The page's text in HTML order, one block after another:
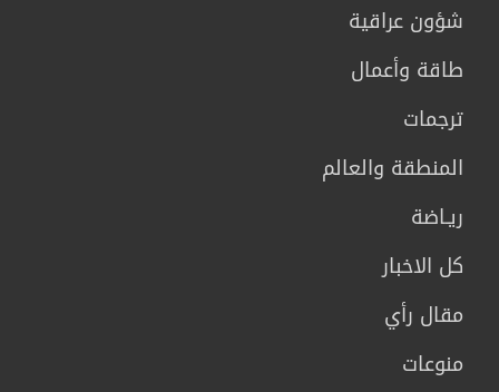
شؤون عراقية
طاقة وأعمال
ترجمات
المنطقة والعالم
ريـاضة
كل الاخبار
مقال رأي
منوعات